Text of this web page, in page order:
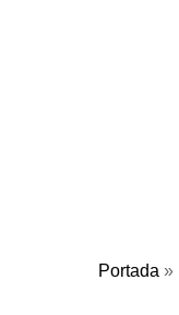
Portada »